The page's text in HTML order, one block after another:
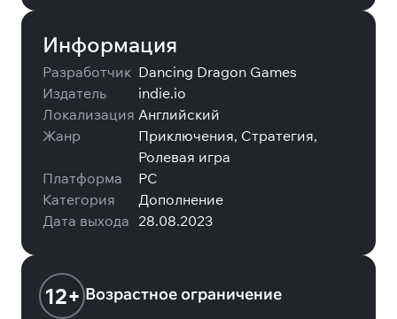
Информация
Разработчик Dancing Dragon Games
Издатель
indie.io
Локализация Английский
Жанр
Приключения, Стратегия,
Ролевая игра
Платформа
PC
Категория
Дополнение
Дата выхода 28.08.2023
12+ Возрастное ограничение